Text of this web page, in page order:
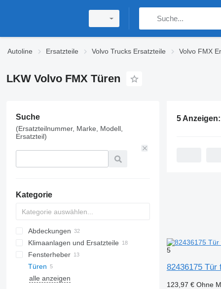
Autoline Ersatzteile Volvo Trucks Ersatzteile Volvo FMX
LKW Volvo FMX Türen
Suche
(Ersatzteilnummer, Marke, Modell,
Ersatzteil)
Kategorie
Abdeckungen
Klimaanlagen und Ersatzteile
Klimaleitungen
Klimakondensatoren
Klimakompressoren
Fensterheber
Türen
Seitenscheiben
alle anzeigen
5 Anzeigen:
5
82436175 Tür
123,97 € Ohne